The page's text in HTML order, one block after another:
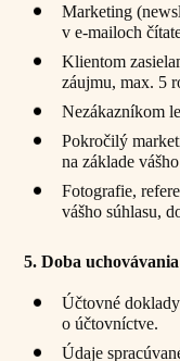
Marketing
v e-mailoch
Klientom
záujmu, max. 5
Nezákazníkom
Pokročilý
na základe
Fotografie,
vášho súhlasu,
5. Doba
Účtovné
o účtovníctve.
Údaje